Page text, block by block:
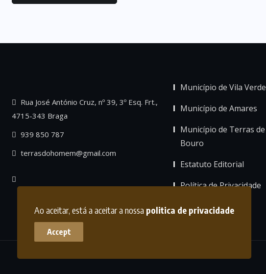
Ao aceitar, está a aceitar a nossa politica de privacidade
Accept
Rua José António Cruz, nº 39, 3º Esq. Frt.,
4715-343 Braga
939 850 787
terrasdohomem@gmail.com
Município de Vila Verde
Município de Amares
Município de Terras de
Bouro
Estatuto Editorial
Política de Privacidade